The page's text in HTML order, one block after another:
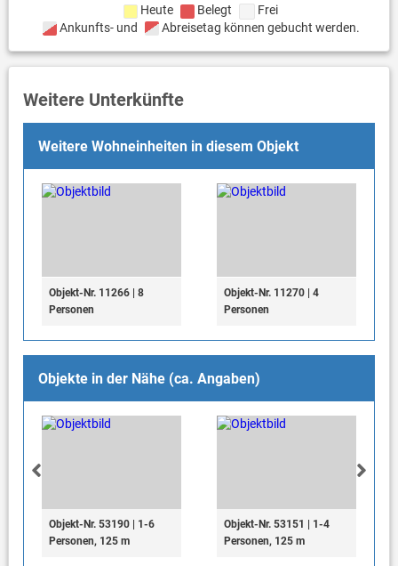
Heute Belegt
Frei
Ankunfts- und
Abreisetag können gebucht werden.
Weitere Unterkünfte
Weitere Wohneinheiten in diesem Objekt
Objekt-Nr. 11266 | 8
Personen
Objekt-Nr. 11270 | 4
Personen
Objekte in der Nähe (ca. Angaben)
Objekt-Nr. 53190 | 1-6
Personen, 125 m
Objekt-Nr. 53151 | 1-4
Personen, 125 m